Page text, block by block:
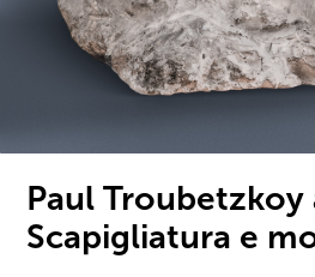
Paul Troubetzkoy
Scapigliatura e